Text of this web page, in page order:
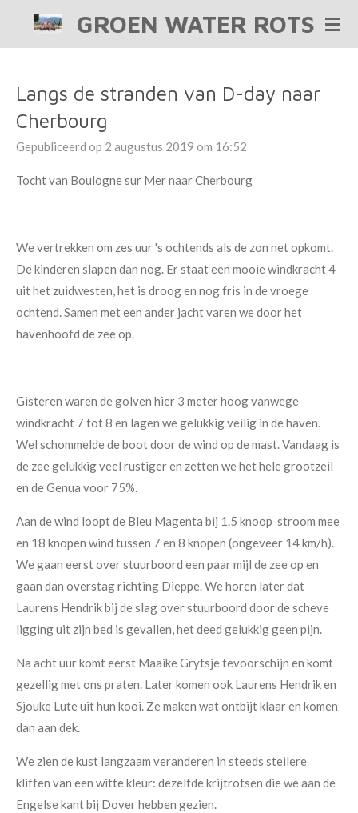
hoofdinhoud
GROEN WATER ROTS
Langs de stranden van D-day naar
Cherbourg
Gepubliceerd op 2 augustus 2019 om 16:52
Tocht van Boulogne sur Mer naar Cherbourg
We vertrekken om zes uur 's ochtends als de zon net opkomt.
De kinderen slapen dan nog. Er staat een mooie windkracht 4
uit het zuidwesten, het is droog en nog fris in de vroege
ochtend. Samen met een ander jacht varen we door het
havenhoofd de zee op.
Gisteren waren de golven hier 3 meter hoog vanwege
windkracht 7 tot 8 en lagen we gelukkig veilig in de haven.
Wel schommelde de boot door de wind op de mast. Vandaag is
de zee gelukkig veel rustiger en zetten we het hele grootzeil
en de Genua voor 75%.
Aan de wind loopt de Bleu Magenta bij 1.5 knoop stroom mee
en 18 knopen wind tussen 7 en 8 knopen (ongeveer 14 km/h).
We gaan eerst over stuurboord een paar mijl de zee op en
gaan dan overstag richting Dieppe. We horen later dat
Laurens Hendrik bij de slag over stuurboord door de scheve
ligging uit zijn bed is gevallen, het deed gelukkig geen pijn.
Na acht uur komt eerst Maaike Grytsje tevoorschijn en komt
gezellig met ons praten. Later komen ook Laurens Hendrik en
Sjouke Lute uit hun kooi. Ze maken wat ontbijt klaar en komen
dan aan dek.
We zien de kust langzaam veranderen in steeds steilere
kliffen van een witte kleur: dezelfde krijtrotsen die we aan de
Engelse kant bij Dover hebben gezien.